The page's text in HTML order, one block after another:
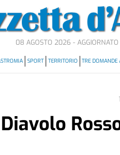
08 AGOSTO 2026 - AGGIORNATO
SPORT TERRITORIO TRE DOMANDE